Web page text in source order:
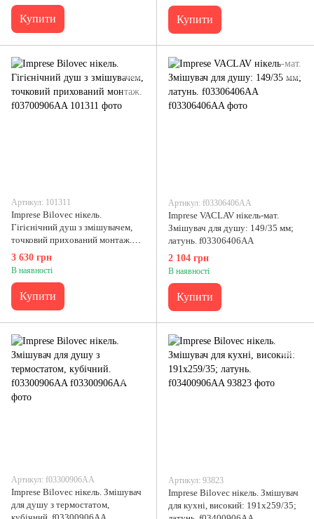
Купити Купити
Артикул: 101311
Imprese Bilovec нікель.
Гігієнічний душ з змішувачем,
точковий прихований монтаж.
f03700906AA
3 630 грн
В наявності
Купити
Артикул: f03306406AA
Imprese VACLAV нікель-мат.
Змішувач для душу: 149/35 мм;
латунь. f03306406AA
2 104 грн
В наявності
Купити
Артикул: f03300906AA
Imprese Bilovec нікель. Змішувач
для душу з термостатом,
Артикул: 93823
Imprese Bilovec нікель. Змішувач
для кухні, високий: 191x259/35;